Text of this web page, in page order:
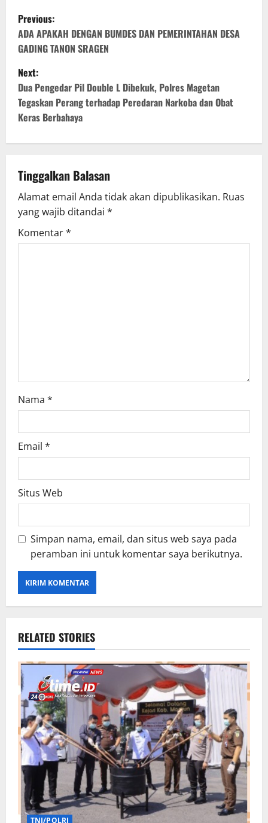
P
o
s
t
n
a
v
i
g
a
Previous:
ADA APAKAH DENGAN BUMDES DAN PEMERINTAHAN DESA
GADING TANON SRAGEN
Next:
Dua Pengedar Pil Double L Dibekuk, Polres Magetan
Tegaskan Perang terhadap Peredaran Narkoba dan Obat
Keras Berbahaya
Tinggalkan Balasan
Alamat email Anda tidak akan dipublikasikan. Ruas
yang wajib ditandai *
Komentar*
Nama *
Email *
Situs Web
Simpan nama, email, dan situs web saya pada
peramban ini untuk komentar saya berikutnya.
RELATED STORIES
TNI/POLRI